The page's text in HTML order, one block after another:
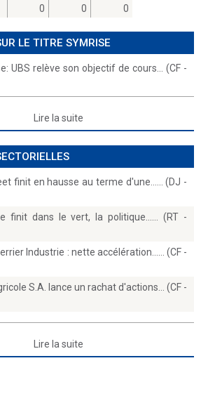
0 0 0
LE TITRE SYMRISE
UBS relève son objectif de cours… (CF -
Lire la suite
finit en hausse au terme d'une...… (DJ -
finit dans le vert, la politique...… (RT -
Industrie : nette accélération...… (CF -
S.A. lance un rachat d'actions… (CF -
Lire la suite